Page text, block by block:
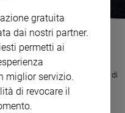
presenta i testi
hanno scritto sull’amore di
gratuita
dai nostri partner.
permetti ai
miglior servizio.
di revocare il